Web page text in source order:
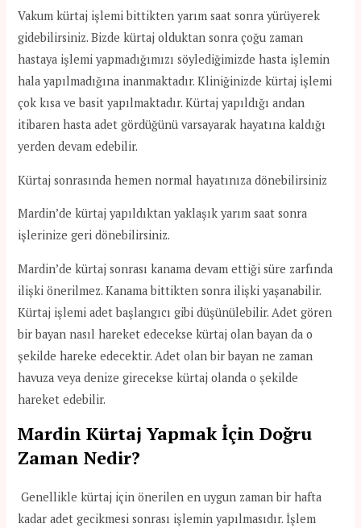
Vakum kürtaj işlemi bittikten yarım saat sonra yürüyerek
gidebilirsiniz. Bizde kürtaj olduktan sonra çoğu zaman
hastaya işlemi yapmadığımızı söylediğimizde hasta işlemin
hala yapılmadığına inanmaktadır. Kliniğinizde kürtaj işlemi
çok kısa ve basit yapılmaktadır. Kürtaj yapıldığı andan
itibaren hasta adet gördüğünü varsayarak hayatına kaldığı
yerden devam edebilir.
Kürtaj sonrasında hemen normal hayatınıza dönebilirsiniz
Mardin’de kürtaj yapıldıktan yaklaşık yarım saat sonra
işlerinize geri dönebilirsiniz.
Mardin’de kürtaj sonrası kanama devam ettiği süre zarfında
ilişki önerilmez. Kanama bittikten sonra ilişki yaşanabilir.
Kürtaj işlemi adet başlangıcı gibi düşünülebilir. Adet gören
bir bayan nasıl hareket edecekse kürtaj olan bayan da o
şekilde hareke edecektir. Adet olan bir bayan ne zaman
havuza veya denize girecekse kürtaj olanda o şekilde
hareket edebilir.
Mardin Kürtaj Yapmak İçin Doğru
Zaman Nedir?
Genellikle kürtaj için önerilen en uygun zaman bir hafta
kadar adet gecikmesi sonrası işlemin yapılmasıdır. İşlem